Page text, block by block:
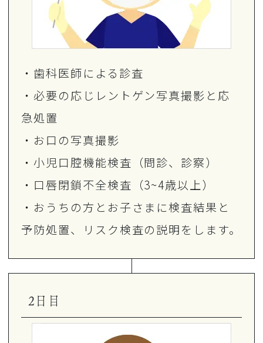
・歯科医師による診査
・必要の応じレントゲン写真撮影と応
急処置
・お口の写真撮影
・小児口腔機能検査（問診、診察）
・口唇閉鎖不全検査（3~4歳以上）
・おうちの方とお子さまに検査結果と
予防処置、リスク検査の説明をします。
2日目